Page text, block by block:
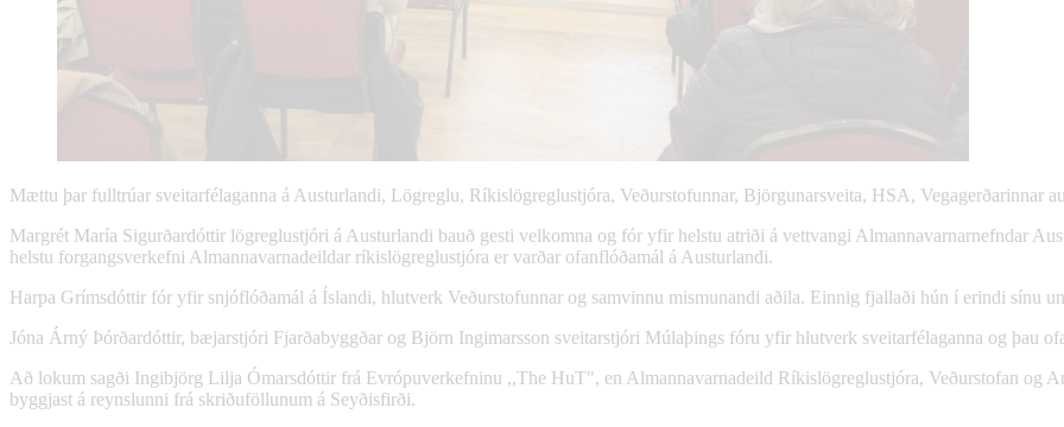
Mættu þar fulltrúar sveitarfélaganna á Austurlandi, Lögreglu, Ríkislögreglustjóra, Veðurstofunnar, Björgunarsveita, HSA, Vegagerðarinnar
Margrét María Sigurðardóttir lögreglustjóri á Austurlandi bauð gesti velkomna og fór yfir helstu atriði á vettvangi Almannavarnarnefndar
helstu forgangsverkefni Almannavarnadeildar ríkislögreglustjóra er varðar ofanflóðamál á Austurlandi.
Harpa Grímsdóttir fór yfir snjóflóðamál á Íslandi, hlutverk Veðurstofunnar og samvinnu mismunandi aðila. Einnig fjallaði hún í erindi sínu
Jóna Árný Þórðardóttir, bæjarstjóri Fjarðabyggðar og Björn Ingimarsson sveitarstjóri Múlaþings fóru yfir hlutverk sveitarfélaganna og þau
Að lokum sagði Ingibjörg Lilja Ómarsdóttir frá Evrópuverkefninu ,,The HuT", en Almannavarnadeild Ríkislögreglustjóra, Veðurstofan og
byggjast á reynslunni frá skriðuföllunum á Seyðisfirði.